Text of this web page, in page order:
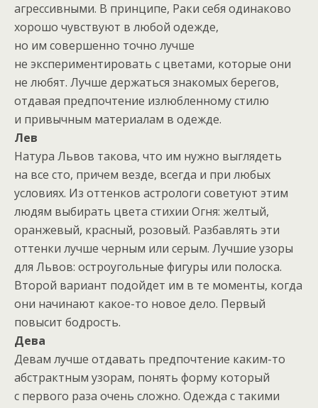
агрессивными. В принципе, Раки себя одинаково
хорошо чувствуют в любой одежде,
но им совершенно точно лучше
не экспериментировать с цветами, которые они
не любят. Лучше держаться знакомых берегов,
отдавая предпочтение излюбленному стилю
и привычным материалам в одежде.
Лев
Натура Львов такова, что им нужно выглядеть
на все сто, причем везде, всегда и при любых
условиях. Из оттенков астрологи советуют этим
людям выбирать цвета стихии Огня: желтый,
оранжевый, красный, розовый. Разбавлять эти
оттенки лучше черным или серым. Лучшие узоры
для Львов: остроугольные фигуры или полоска.
Второй вариант подойдет им в те моменты, когда
они начинают какое-то новое дело. Первый
повысит бодрость.
Дева
Девам лучше отдавать предпочтение каким-то
абстрактным узорам, понять форму который
с первого раза очень сложно. Одежда с такими